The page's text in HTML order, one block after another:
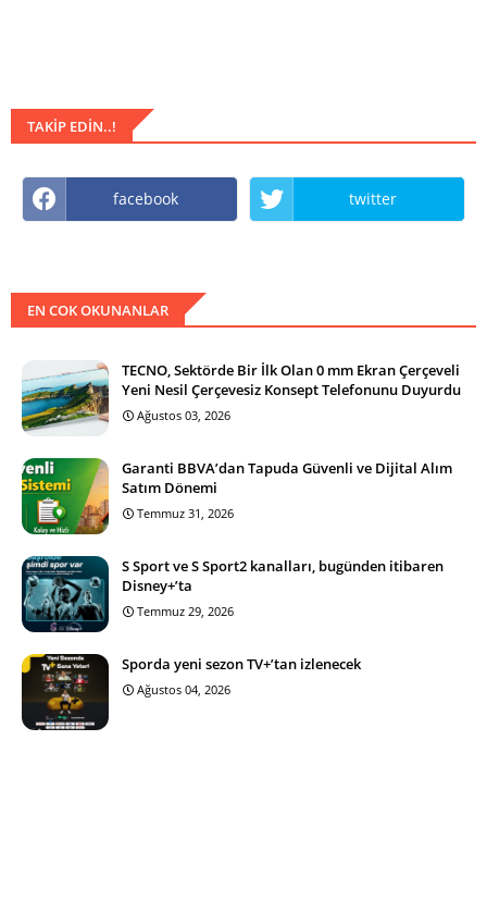
TAKIP EDIN..!
facebook twitter
EN COK OKUNANLAR
TECNO, Sektörde Bir İlk Olan 0 mm Ekran Çerçeveli
Yeni Nesil Çerçevesiz Konsept Telefonunu Duyurdu
Ağustos 03, 2026
Garanti BBVA’dan Tapuda Güvenli ve Dijital Alım
Satım Dönemi
Temmuz 31, 2026
S Sport ve S Sport2 kanalları, bugünden itibaren
Disney+’ta
Temmuz 29, 2026
Sporda yeni sezon TV+’tan izlenecek
Ağustos 04, 2026